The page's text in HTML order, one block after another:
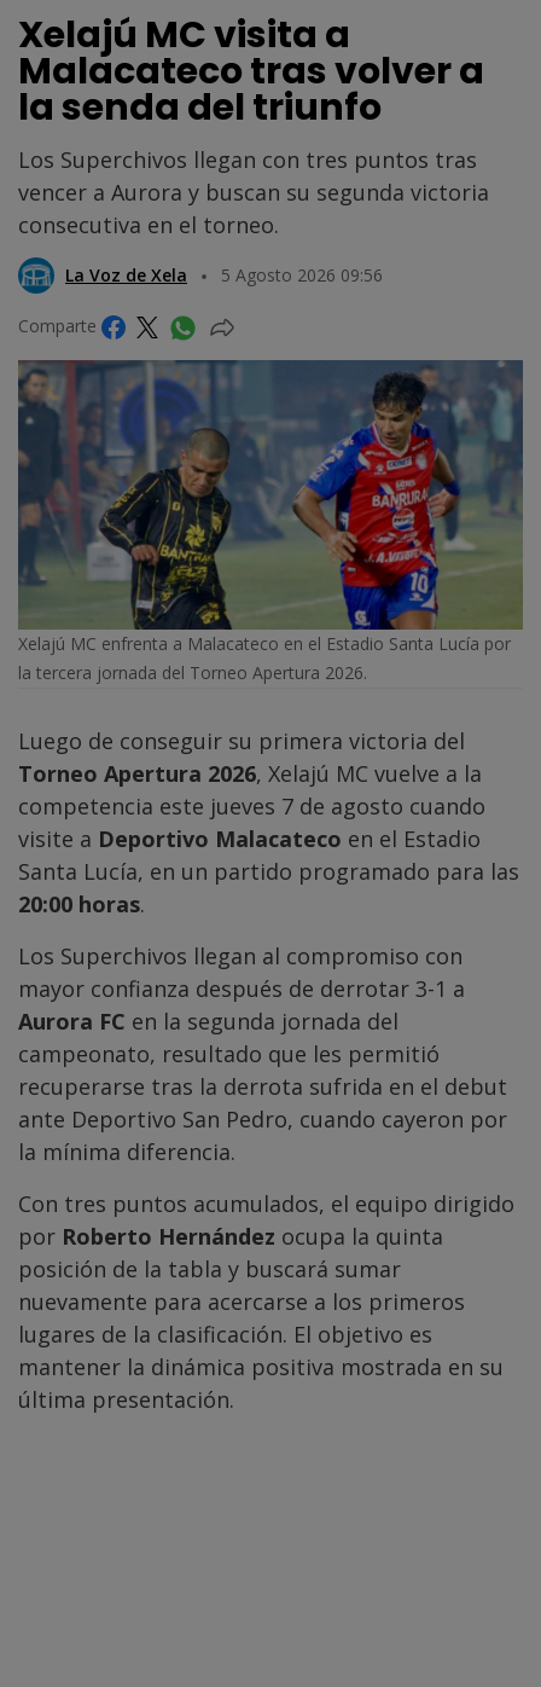
Xelajú MC visita a
Malacateco tras volver a
la senda del triunfo
Los Superchivos llegan con tres puntos tras
vencer a Aurora y buscan su segunda victoria
consecutiva en el torneo.
La Voz de Xela 5 Agosto 2026 09:56
Comparte
Xelajú MC enfrenta a Malacateco en el Estadio Santa Lucía por
la tercera jornada del Torneo Apertura 2026.
Luego de conseguir su primera victoria del
Torneo Apertura 2026, Xelajú MC vuelve a la
competencia este jueves 7 de agosto cuando
visite a Deportivo Malacateco en el Estadio
Santa Lucía, en un partido programado para las
20:00 horas.
Los Superchivos llegan al compromiso con
mayor confianza después de derrotar 3-1 a
Aurora FC en la segunda jornada del
campeonato, resultado que les permitió
recuperarse tras la derrota sufrida en el debut
ante Deportivo San Pedro, cuando cayeron por
la mínima diferencia.
Con tres puntos acumulados, el equipo dirigido
por Roberto Hernández ocupa la quinta
posición de la tabla y buscará sumar
nuevamente para acercarse a los primeros
lugares de la clasificación. El objetivo es
mantener la dinámica positiva mostrada en su
última presentación.